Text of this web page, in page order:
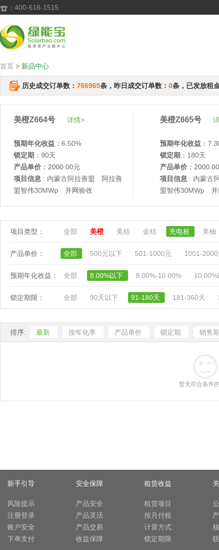
 ：400-616-1515
首页 > 新品中心
历史成交订单数： 766965条，昨日成交订单数： 0条，已发放租
美橙Z664号 详情>
预期年化收益 ：6.50%
锁定期 ：90天
产品单价 ：2000.00元
项目信息 : 内蒙古阿拉善盟 阿拉善
盟智伟30MWp 并网验收
美橙Z665号
预期年化收益 ：
锁定期 ：180天
产品单价 ：
项目信息 : 内蒙古
盟智伟30MWp 并
项目类型： 全部 美橙 美桔 金桔 充电桩 美柚
产品单价： 全部 500元以下 501-1000元 1001-
预期年化收益： 全部 8.00%以下 8.00%-10.00%
锁定期限： 全部 90天以下 91-180天 181-360天
排序: 最新 按年化率 产品单价 锁定期 销售
暂无符合条件
新手引导
风险提示
注册登录
账户安全
下单支付
安全保障
产品安全
产品灵活
产品交易
收益保障
租赁收益
租赁项目
按月付租
计算方式
锁定期限